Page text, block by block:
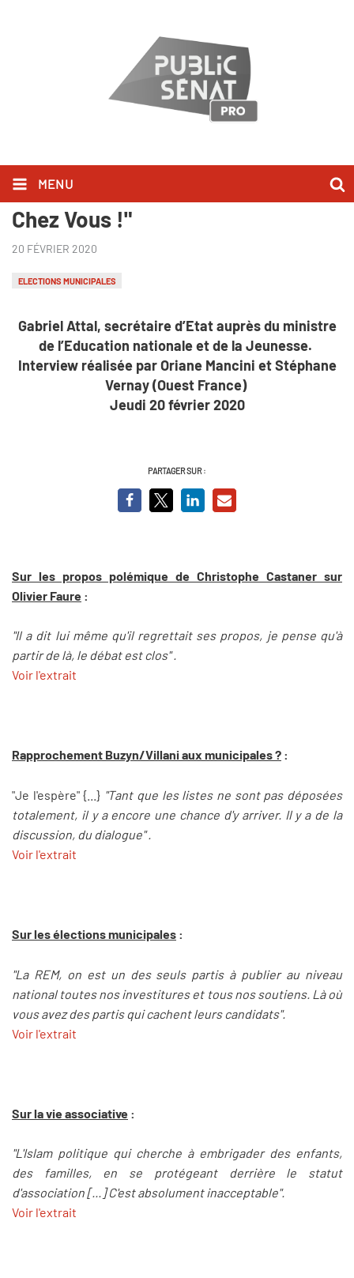
MENU
Gabriel Attal l'a dit dans "Bonjour
Chez Vous !"
20 FÉVRIER 2020
ELECTIONS MUNICIPALES
Gabriel Attal, secrétaire d’Etat auprès du ministre
de l’Education nationale et de la Jeunesse.
Interview réalisée par Oriane Mancini et Stéphane
Vernay (Ouest France)
Jeudi 20 février 2020
PARTAGER SUR :
Sur les propos polémique de Christophe Castaner sur
Olivier Faure :
"Il a dit lui même qu'il regrettait ses propos, je pense qu'à
partir de là, le débat est clos" .
Voir l'extrait
Rapprochement Buzyn/Villani aux municipales ? :
"Je l'espère" {...} "Tant que les listes ne sont pas déposées
totalement, il y a encore une chance d'y arriver. Il y a de la
discussion, du dialogue" .
Voir l'extrait
Sur les élections municipales :
"La REM, on est un des seuls partis à publier au niveau
national toutes nos investitures et tous nos soutiens. Là où
vous avez des partis qui cachent leurs candidats".
Voir l'extrait
Sur la vie associative :
"L'Islam politique qui cherche à embrigader des enfants,
des familles, en se protégeant derrière le statut
d'association [...] C'est absolument inacceptable".
Voir l'extrait